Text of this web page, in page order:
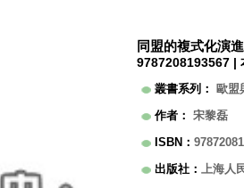
同盟的複式化演
9787208193567 |
叢書系列 ：
歐盟
作者 ： 宋黎磊
ISBN ：
出版社 ： 上海人